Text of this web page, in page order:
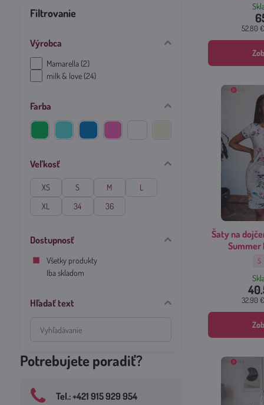
52.80 €
Šaty na
Summer
S
32.90 €
Filtrovanie
Výrobca
Mamarella (2)
milk & love (24)
Farba
Zelená
farba
Tyrkysová
farba
Modrá
farba
Ružová
farba
Veľkosť
XS S M
L
XL
34 36
Dostupnosť
Všetky produkty
Iba skladom
Hľadať text
Prehľadať
výsledky
fulltextom
Potrebujete poradiť?
Tel​.: +421 915 929 954